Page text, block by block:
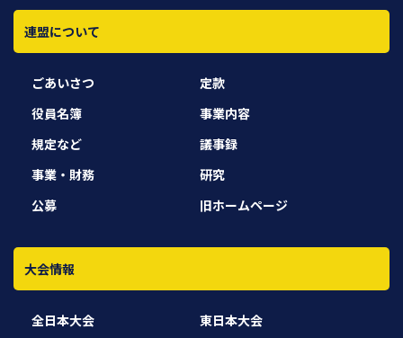
連盟について
ごあいさつ
定款
役員名簿
事業内容
規定など
議事録
事業・財務
研究
公募
旧ホームページ
大会情報
全日本大会 東日本大会